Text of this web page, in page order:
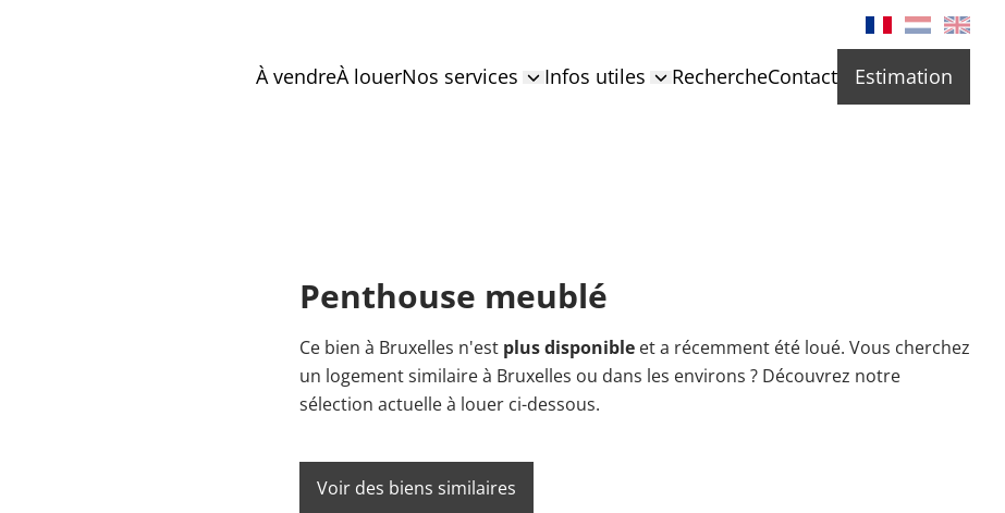
À vendreÀ louerNos services Infos utiles RechercheContact Estimation
Penthouse meublé
Ce bien à Bruxelles n'est plus disponible et a récemment été loué. Vous cherchez
un logement similaire à Bruxelles ou dans les environs ? Découvrez notre
sélection actuelle à louer ci-dessous.
Voir des biens similaires